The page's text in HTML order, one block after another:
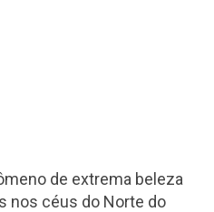
de extrema beleza
nos céus do Norte do